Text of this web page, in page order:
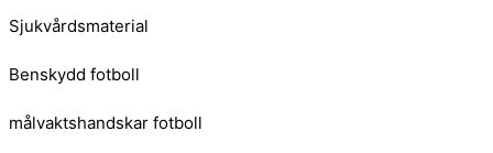
Sjukvårdsmaterial
Benskydd fotboll
målvaktshandskar fotboll